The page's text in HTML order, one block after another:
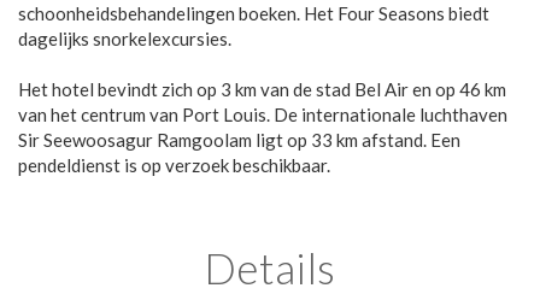
schoonheidsbehandelingen boeken. Het Four Seasons biedt
dagelijks snorkelexcursies.
Het hotel bevindt zich op 3 km van de stad Bel Air en op 46 km
van het centrum van Port Louis. De internationale luchthaven
Sir Seewoosagur Ramgoolam ligt op 33 km afstand. Een
pendeldienst is op verzoek beschikbaar.
Details